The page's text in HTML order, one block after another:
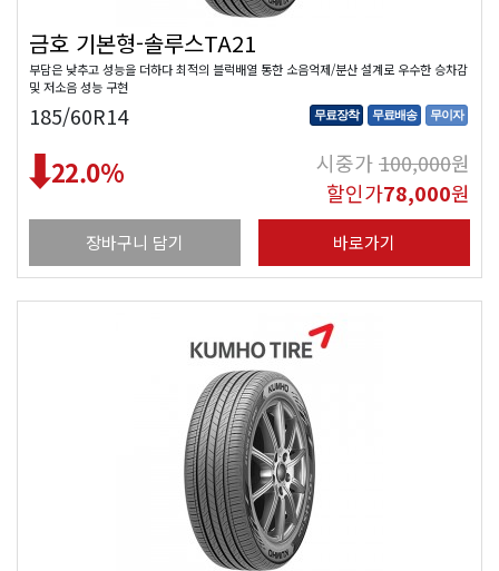
금호 기본형-솔루스TA21
부담은 낮추고 성능을 더하다 최적의 블럭배열 통한 소음억제/분산 설계로 우수한 승차감
및 저소음 성능 구현
185/60R14 무료장착 무료배송 무이자
22.0% 시중가100,000원
할인가78,000원
장바구니 담기 바로가기